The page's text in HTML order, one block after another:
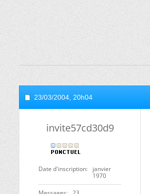
23/03/2004, 20h04
invite57cd30d9
Date d'inscription
janvier
1970